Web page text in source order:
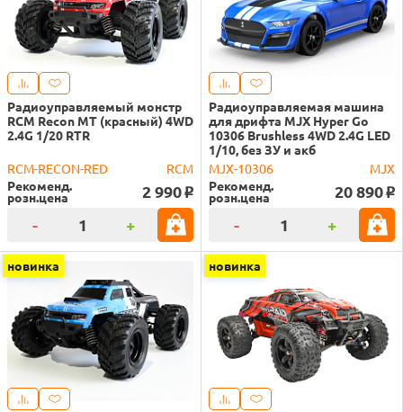
Радиоуправляемый монстр
RCM Recon MT (красный) 4WD
2.4G 1/20 RTR
RCM-RECON-RED
RCM
Рекоменд.
розн.цена 2 990 o
- +
Радиоуправляемая машина
для дрифта MJX Hyper Go
10306 Brushless 4WD 2.4G LED
1/10, без ЗУ и акб
MJX-10306
MJX
Рекоменд.
розн.цена 20 890 o
- +
новинка новинка